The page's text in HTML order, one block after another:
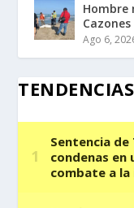
Hombre
Cazones
Ago 6,
TENDENCIAS